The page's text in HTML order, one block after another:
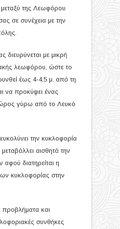
μεταξύ της Λεωφόρου
σε συνέχεια με την
διευρύνεται με μικρή
λεωφόρου, ώστε το
έως 4-4,5 μ. από τη
να προκύψει ένας
γύρω από το Λευκό
την κυκλοφορία
αισθητά την
διατηρείται η
κυκλοφορίας στην
προβλήματα και
συνθήκες